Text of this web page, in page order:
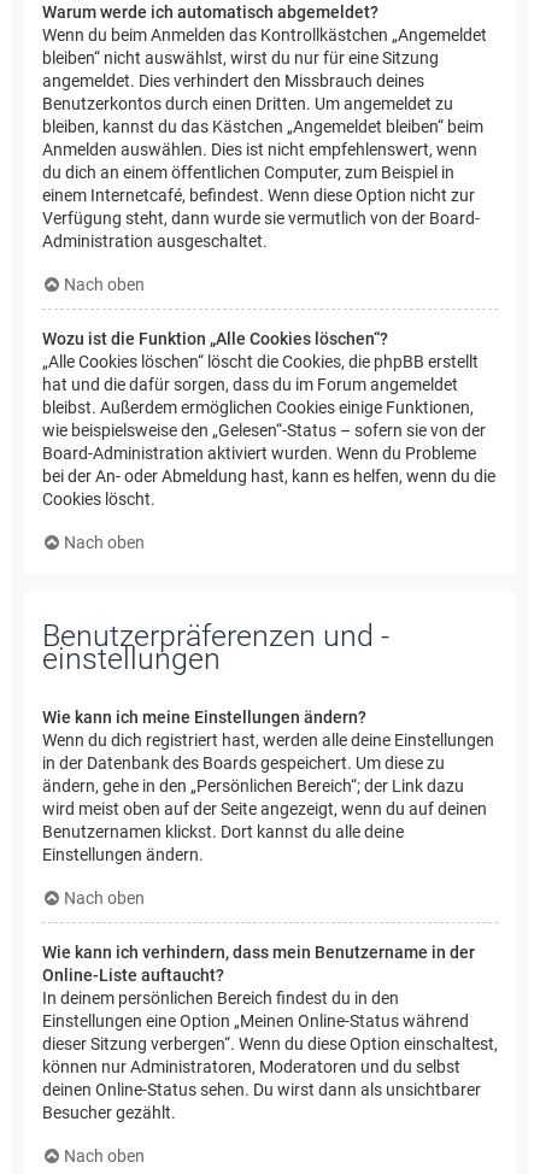
Warum werde ich automatisch abgemeldet?
Wenn du beim Anmelden das Kontrollkästchen „Angemeldet
bleiben“ nicht auswählst, wirst du nur für eine Sitzung
angemeldet. Dies verhindert den Missbrauch deines
Benutzerkontos durch einen Dritten. Um angemeldet zu
bleiben, kannst du das Kästchen „Angemeldet bleiben“ beim
Anmelden auswählen. Dies ist nicht empfehlenswert, wenn
du dich an einem öffentlichen Computer, zum Beispiel in
einem Internetcafé, befindest. Wenn diese Option nicht zur
Verfügung steht, dann wurde sie vermutlich von der Board-
Administration ausgeschaltet.
Nach oben
Wozu ist die Funktion „Alle Cookies löschen“?
„Alle Cookies löschen“ löscht die Cookies, die phpBB erstellt
hat und die dafür sorgen, dass du im Forum angemeldet
bleibst. Außerdem ermöglichen Cookies einige Funktionen,
wie beispielsweise den „Gelesen“-Status – sofern sie von der
Board-Administration aktiviert wurden. Wenn du Probleme
bei der An- oder Abmeldung hast, kann es helfen, wenn du die
Cookies löscht.
Nach oben
Benutzerpräferenzen und -
einstellungen
Wie kann ich meine Einstellungen ändern?
Wenn du dich registriert hast, werden alle deine Einstellungen
in der Datenbank des Boards gespeichert. Um diese zu
ändern, gehe in den „Persönlichen Bereich“; der Link dazu
wird meist oben auf der Seite angezeigt, wenn du auf deinen
Benutzernamen klickst. Dort kannst du alle deine
Einstellungen ändern.
Nach oben
Wie kann ich verhindern, dass mein Benutzername in der
Online-Liste auftaucht?
In deinem persönlichen Bereich findest du in den
Einstellungen eine Option „Meinen Online-Status während
dieser Sitzung verbergen“. Wenn du diese Option einschaltest,
können nur Administratoren, Moderatoren und du selbst
deinen Online-Status sehen. Du wirst dann als unsichtbarer
Besucher gezählt.
Nach oben